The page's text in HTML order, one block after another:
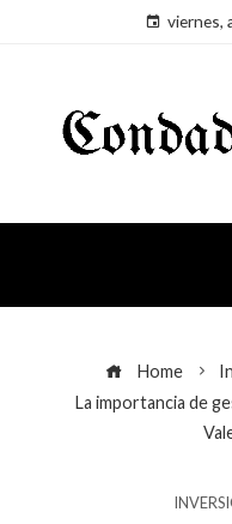
viernes,
Home
La importancia de